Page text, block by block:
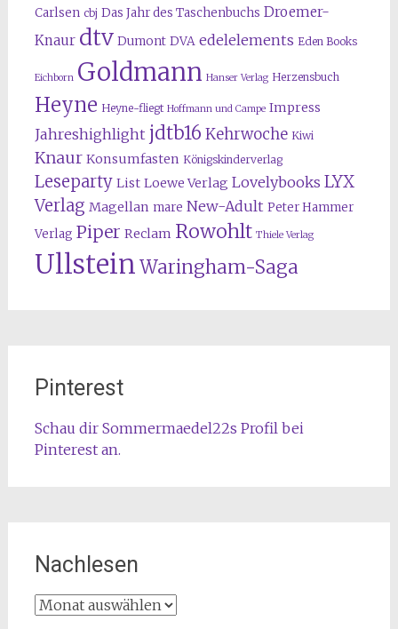
Carlsen cbj Das Jahr des Taschenbuchs Droemer-
Knaur dtv Dumont DVA edelelements Eden Books
Eichborn Goldmann Hanser Verlag Herzensbuch
Heyne Heyne-fliegt Hoffmann und Campe Impress
Jahreshighlight jdtb16 Kehrwoche Kiwi
Knaur Konsumfasten Königskinderverlag
Leseparty List Loewe Verlag Lovelybooks LYX
Verlag Magellan mare New-Adult Peter Hammer
Verlag Piper Reclam Rowohlt Thiele Verlag
UllsteinWaringham-Saga
Pinterest
Schau dir Sommermaedel22s Profil bei
Pinterest an.
Nachlesen
Nachlesen